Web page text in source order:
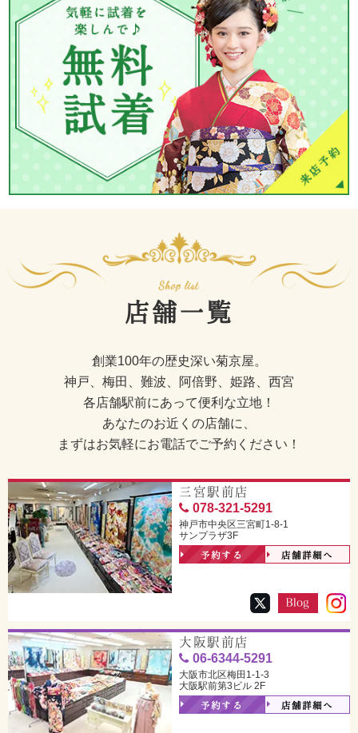
店舗一覧
創業100年の歴史深い菊京屋。
神戸、梅田、難波、阿倍野、姫路、西宮
各店舗駅前にあって便利な立地！
あなたのお近くの店舗に、
まずはお気軽にお電話でご予約ください！
三宮駅前店
078-321-5291
神戸市中央区三宮町1-8-1
サンプラザ3F
予約する 店舗詳細へ
大阪駅前店
06-6344-5291
大阪市北区梅田1-1-3
大阪駅前第3ビル 2F
予約する 店舗詳細へ